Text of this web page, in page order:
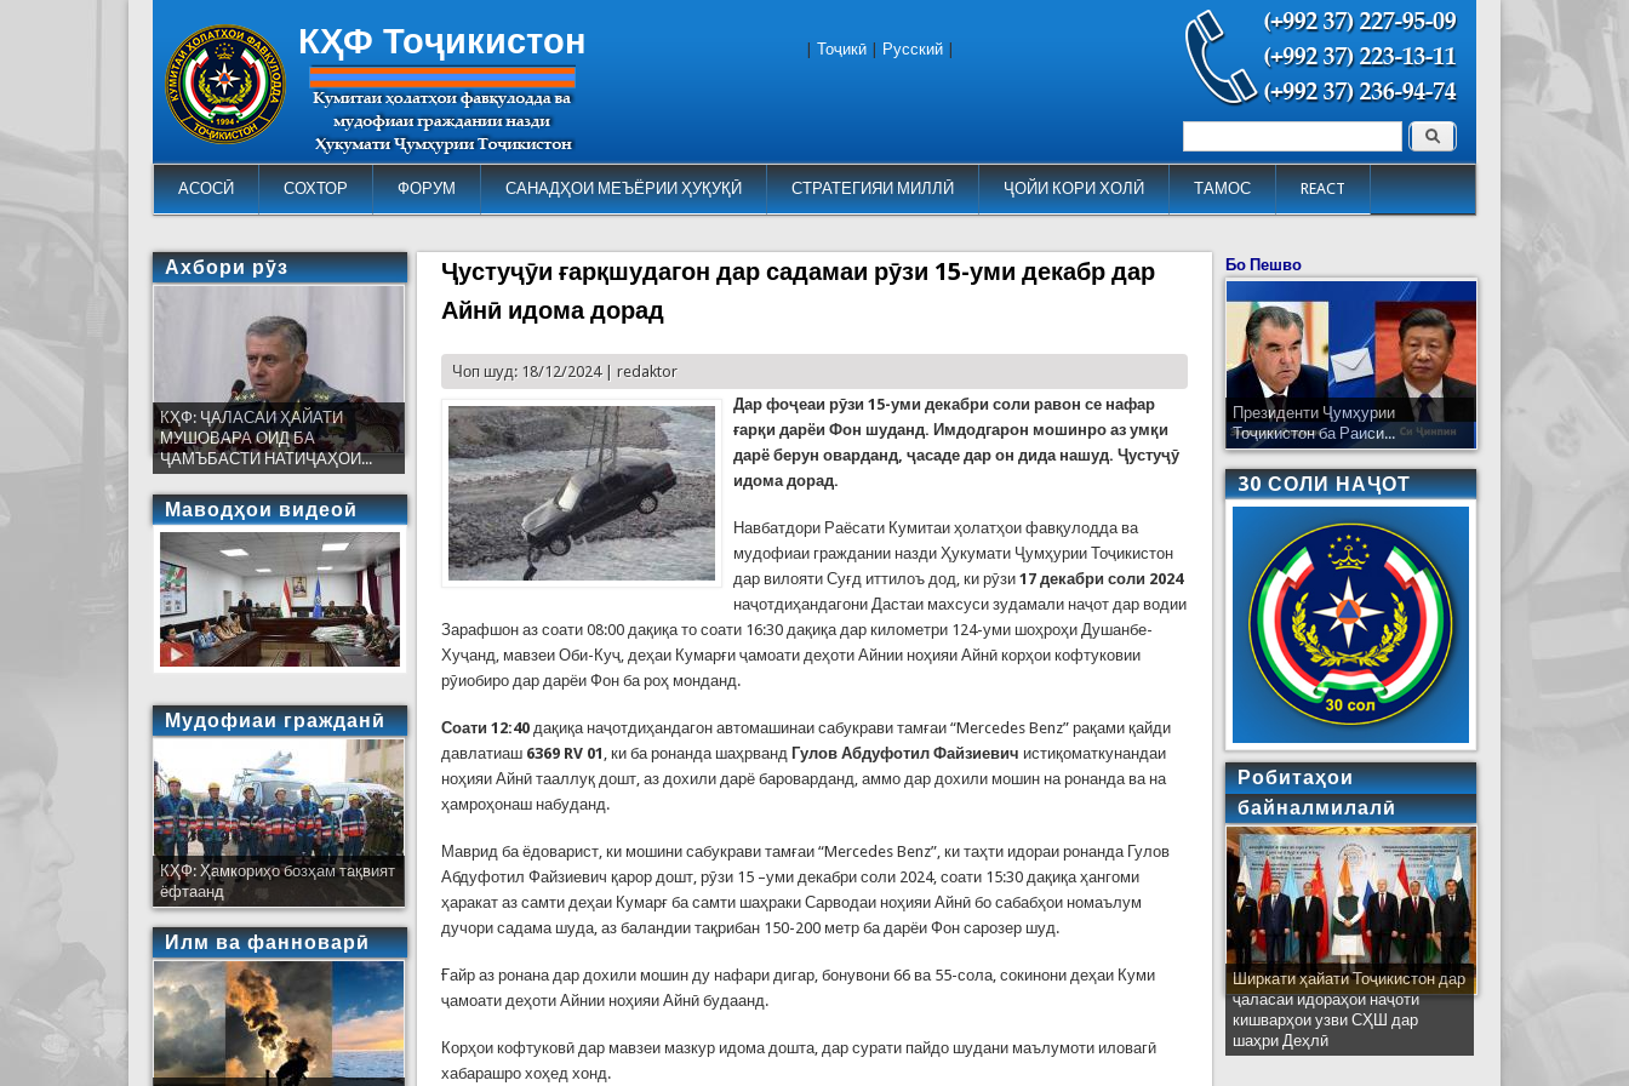
КҲФ Тоҷикистон
АСОСӢ СОХТОР ФОРУМ САНАДҲОИ МЕЪЁРИИ ҲУҚУҚӢ СТРАТЕГИЯИ МИЛЛӢ ҶОЙИ КОРИ ХОЛӢ ТАМОС REACT
Форма поиска Поиск
Тоҷикӣ Русский
Ҷустуҷӯи ғарқшудагон дар садамаи рӯзи 15-уми декабр дар
Айнӣ идома дорад
Чоп шуд: 18/12/2024 |redaktor
Дар фоҷеаи рӯзи 15-уми декабри соли равон се нафар
ғарқи дарёи Фон шуданд. Имдодгарон мошинро аз умқи
дарё берун оварданд, ҷасаде дар он дида нашуд. Ҷустуҷӯ
идома дорад.
Навбатдори Раёсати Кумитаи ҳолатҳои фавқулодда ва
мудофиаи граждании назди Ҳукумати Ҷумҳурии Тоҷикистон
дар вилояти Суғд иттилоъ дод, ки рӯзи17 декабри соли 2024
наҷотдиҳандагони Дастаи махсуси зудамали наҷот дар водии
Зарафшон аз соати 08:00 дақиқа то соати 16:30 дақиқа дар километри 124-уми шоҳроҳи Душанбе-
Хуҷанд, мавзеи Оби-Куҷ, деҳаи Кумарғи ҷамоати деҳоти Айнии ноҳияи Айнӣ корҳои кофтуковии
рӯиобиро дар дарёи Фон ба роҳ монданд.
Соати 12:40 дақиқа наҷотдиҳандагон автомашинаи сабукрави тамғаи “Mercedes Benz” рақами қайди
давлатиаш 6369 RV 01 , ки ба ронанда шаҳрванд Гулов АбдуфотилФайзиевич истиқоматкунандаи
ноҳияи Айнӣ тааллуқ дошт, аз дохили дарё бароварданд, аммо дар дохили мошин на ронанда ва на
ҳамроҳонаш набуданд.
Маврид ба ёдоварист, ки мошини сабукрави тамғаи “Mercedes Benz”, ки таҳти идораи ронанда Гулов
Абдуфотил Файзиевич қарор дошт, рӯзи 15 –уми декабри соли 2024, соати 15:30 дақиқа ҳангоми
ҳаракат аз самти деҳаи Кумарғ ба самти шаҳраки Сарводаи ноҳияи Айнӣ бо сабабҳои номаълум
дучори садама шуда, аз баландии тақрибан 150-200 метр ба дарёи Фон сарозер шуд.
Ғайр аз ронана дар дохили мошин ду нафари дигар, бонувони 66 ва 55-сола, сокинони деҳаи Куми
ҷамоати деҳоти Айнии ноҳияи Айнӣ будаанд.
Корҳои кофтуковӣ дар мавзеи мазкур идома дошта, дар сурати пайдо шудани маълумоти иловагӣ
хабарашро хоҳед хонд.
Ахбори рӯз
КҲФ: ҶАЛАСАИ ҲАЙАТИ
МУШОВАРА ОИД БА
ҶАМЪБАСТИ НАТИҶАҲОИ...
Маводҳои видеоӣ
Мудофиаи гражданӣ
КҲФ: Ҳамкориҳо бозҳам тақвият
ёфтаанд
Илм ва фанноварӣ
Бо Пешво
Президенти Ҷумҳурии
Тоҷикистон ба Раиси...
30 СОЛИ НАҶОТ
Робитаҳои
байналмилалӣ
Ширкати ҳайати Тоҷикистон дар
ҷаласаи идораҳои наҷоти
кишварҳои узви СҲШ дар
шаҳри Деҳлӣ